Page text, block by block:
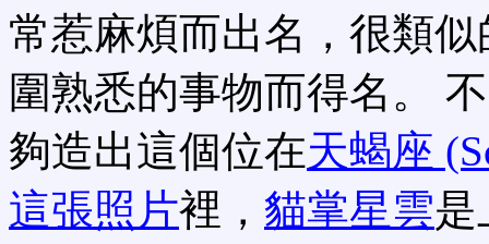
常惹麻煩而出名，很類似
圍熟悉的事物而得名。
夠造出這個位在天蝎座
這張照片裡， 貓掌星雲是